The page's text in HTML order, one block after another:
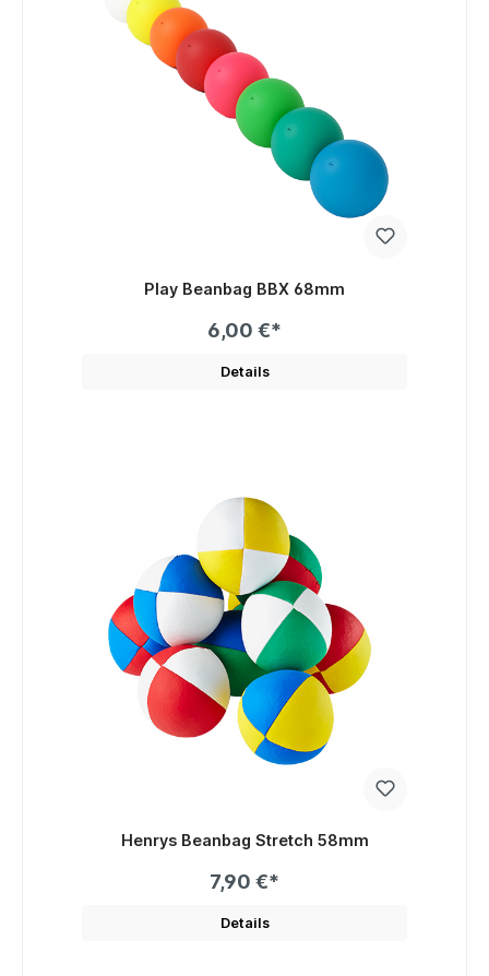
Play Beanbag BBX 68mm
6,00 €*
Details
Henrys Beanbag Stretch 58mm
7,90 €*
Details